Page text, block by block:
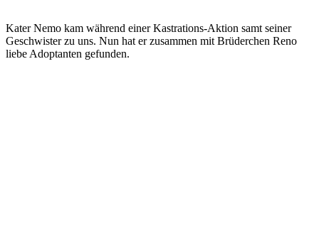
Kater Nemo kam während einer Kastrations-Aktion samt seiner
Geschwister zu uns. Nun hat er zusammen mit Brüderchen Reno
liebe Adoptanten gefunden.